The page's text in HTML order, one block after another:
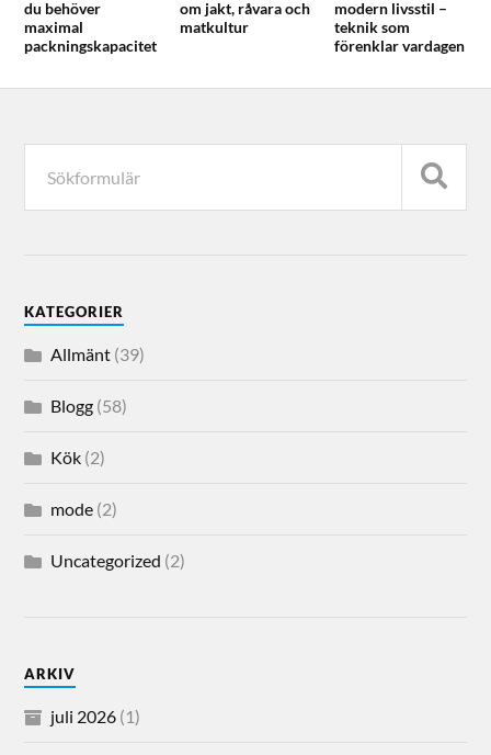
du behöver
maximal
packningskapacitet
om jakt, råvara och
matkultur
modern livsstil –
teknik som
förenklar vardagen
KATEGORIER
Allmänt (39)
Blogg (58)
Kök (2)
mode (2)
Uncategorized (2)
ARKIV
juli 2026 (1)